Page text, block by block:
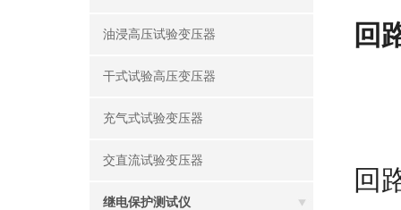
油浸高压试验变压器
干式试验高压变压器
充气式试验变压器
交直流试验变压器
继电保护测试仪
回
回